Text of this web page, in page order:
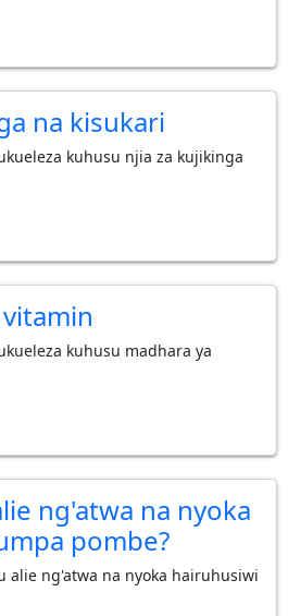
na kisukari
kuhusu njia za kujikinga
kuhusu madhara ya
ng'atwa na nyoka
pombe?
alie ng'atwa na nyoka hairuhusiwi